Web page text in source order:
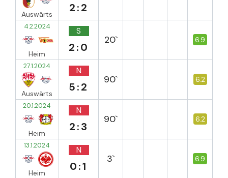
Auswärts 2:2
4.2.2024
Heim
S
2:0
20` 6.9
27.1.2024
Auswärts
N
5:2
90` 6.2
20.1.2024
Heim
N
2:3
90` 6.2
13.1.2024
Heim
N
0:1
3` 6.9